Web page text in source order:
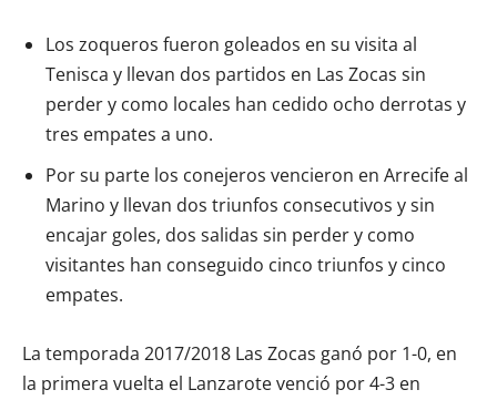
Los zoqueros fueron goleados en su visita al
Tenisca y llevan dos partidos en Las Zocas sin
perder y como locales han cedido ocho derrotas y
tres empates a uno.
Por su parte los conejeros vencieron en Arrecife al
Marino y llevan dos triunfos consecutivos y sin
encajar goles, dos salidas sin perder y como
visitantes han conseguido cinco triunfos y cinco
empates.
La temporada 2017/2018 Las Zocas ganó por 1-0, en
la primera vuelta el Lanzarote venció por 4-3 en